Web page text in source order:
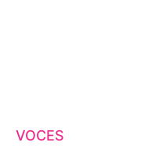
VOCES